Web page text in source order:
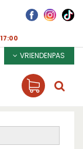
17:00
VRIENDENPAS